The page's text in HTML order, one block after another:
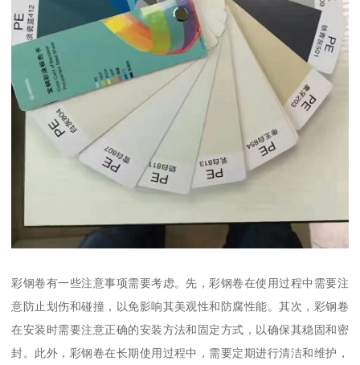
彩钢卷有一些注意事项需要考虑。先，彩钢卷在使用过程中需要注
意防止划伤和碰撞，以免影响其美观性和防腐性能。其次，彩钢卷
在安装时需要注意正确的安装方法和固定方式，以确保其稳固和密
封。此外，彩钢卷在长期使用过程中，需要定期进行清洁和维护，